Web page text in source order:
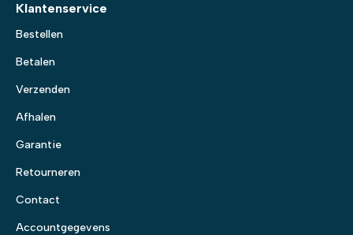
Klantenservice
Bestellen
Betalen
Verzenden
Afhalen
Garantie
Retourneren
Contact
Accountgegevens